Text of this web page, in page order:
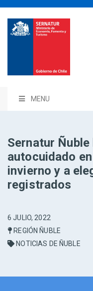
MENU
Sernatur
autocuidado
invierno y a
registrados
6 JULIO, 2022
REGIÓN ÑUBLE
NOTICIAS DE ÑUBLE